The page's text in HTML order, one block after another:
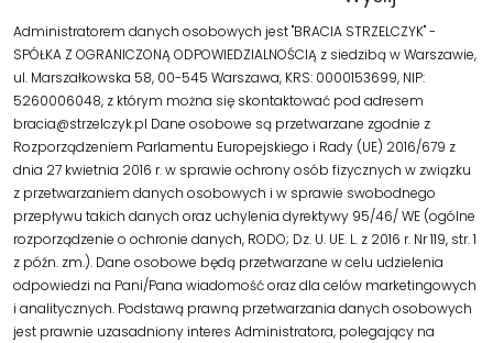
Administratorem danych osobowych jest "BRACIA STRZELCZYK" -
SPÓŁKA Z OGRANICZONĄ ODPOWIEDZIALNOŚCIĄ z siedzibą w Warszawie,
ul. Marszałkowska 58, 00-545 Warszawa, KRS: 0000153699, NIP:
5260006048, z którym można się skontaktować pod adresem
bracia@strzelczyk.pl Dane osobowe są przetwarzane zgodnie z
Rozporządzeniem Parlamentu Europejskiego i Rady (UE) 2016/679 z
dnia 27 kwietnia 2016 r. w sprawie ochrony osób fizycznych w związku
z przetwarzaniem danych osobowych i w sprawie swobodnego
przepływu takich danych oraz uchylenia dyrektywy 95/46/ WE (ogólne
rozporządzenie o ochronie danych, RODO; Dz. U. UE. L. z 2016 r. Nr 119, str. 1
z późn. zm.). Dane osobowe będą przetwarzane w celu udzielenia
odpowiedzi na Pani/Pana wiadomość oraz dla celów marketingowych
i analitycznych. Podstawą prawną przetwarzania danych osobowych
jest prawnie uzasadniony interes Administratora, polegający na